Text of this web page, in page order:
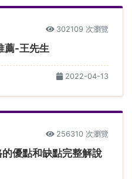
302109 次瀏覽
薦-王先生
2022-04-13
256310 次瀏覽
優點和缺點完整解說